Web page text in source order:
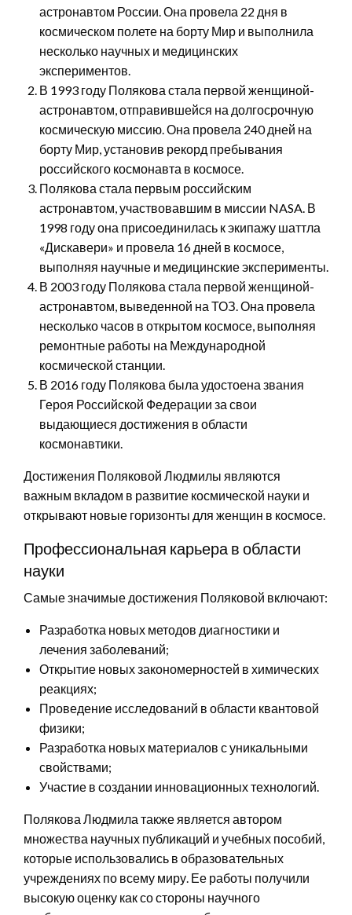
астронавтом России. Она провела 22 дня в
космическом полете на борту Мир и выполнила
несколько научных и медицинских
экспериментов.
В 1993 году Полякова стала первой женщиной-
астронавтом, отправившейся на долгосрочную
космическую миссию. Она провела 240 дней на
борту Мир, установив рекорд пребывания
российского космонавта в космосе.
Полякова стала первым российским
астронавтом, участвовавшим в миссии NASA. В
1998 году она присоединилась к экипажу шаттла
«Дискавери» и провела 16 дней в космосе,
выполняя научные и медицинские эксперименты.
В 2003 году Полякова стала первой женщиной-
астронавтом, выведенной на ТОЗ. Она провела
несколько часов в открытом космосе, выполняя
ремонтные работы на Международной
космической станции.
В 2016 году Полякова была удостоена звания
Героя Российской Федерации за свои
выдающиеся достижения в области
космонавтики.
Достижения Поляковой Людмилы являются
важным вкладом в развитие космической науки и
открывают новые горизонты для женщин в космосе.
Профессиональная карьера в области
науки
Самые значимые достижения Поляковой включают:
Разработка новых методов диагностики и
лечения заболеваний;
Открытие новых закономерностей в химических
реакциях;
Проведение исследований в области квантовой
физики;
Разработка новых материалов с уникальными
свойствами;
Участие в создании инновационных технологий.
Полякова Людмила также является автором
множества научных публикаций и учебных пособий,
которые использовались в образовательных
учреждениях по всему миру. Ее работы получили
высокую оценку как со стороны научного